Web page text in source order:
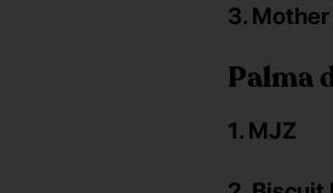
3.
Palma
1. MJZ